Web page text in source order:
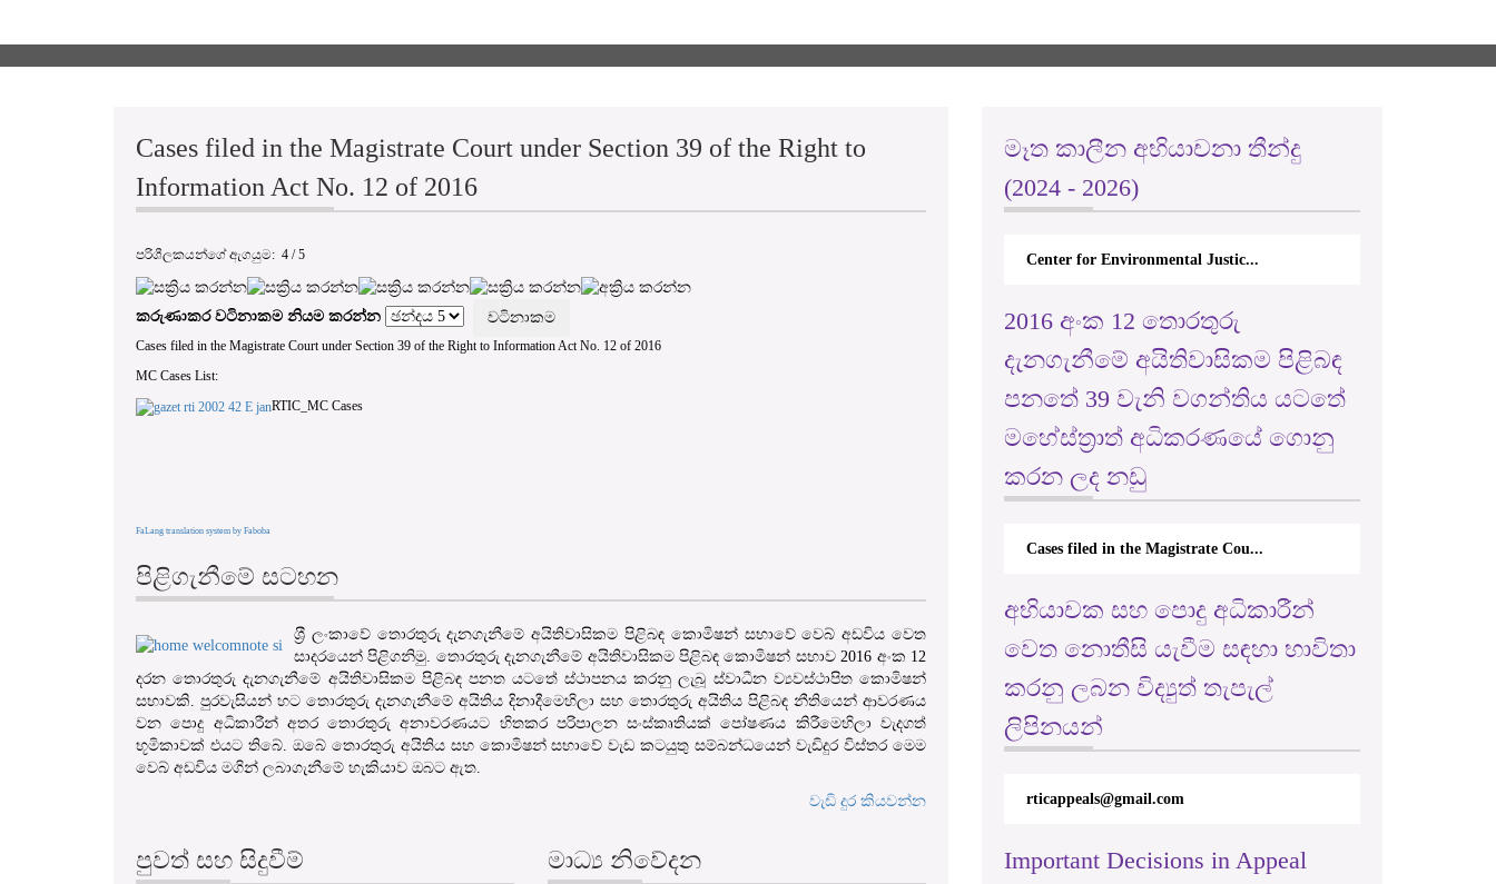
Cases filed in the Magistrate Court under Section 39 of the Right to
Information Act No. 12 of 2016
පරිශීලකයන්ගේ ඇගයුම: 4 /5
කරුණාකර වටිනාකම නියම කරන්න
Cases filed in the Magistrate Court under Section 39 of the Right to Information Act No. 12 of 2016
MC Cases List:
RTIC_MC Cases
FaLang translation system by Faboba
පිළිගැනීමේ සටහන
ශ‍්‍රී ලංකාවේ තොරතුරු දැනගැනීමේ අයිතිවාසිකම පිළිබඳ කොමිෂන් සභාවේ වෙබ් අඩවිය වෙත
සාදරයෙන් පිළිගනිමු. තොරතුරු දැනගැනීමේ අයිතිවාසිකම පිළිබඳ කොමිෂන් සභාව 2016 අංක 12
දරන තොරතුරු දැනගැනීමේ අයිතිවාසිකම පිළිබඳ පනත යටතේ ස්ථාපනය කරනු ලැබූ ස්වාධීන ව්‍යවස්ථාපිත කොමිෂන්
සභාවකි. පුරවැසියන් හට තොරතුරු දැනගැනීමේ අයිතිය දිනාදීමෙහිලා සහ තොරතුරු අයිතිය පිළිබඳ නීතියෙන් ආවරණය
වන පොදු අධිකාරීන් අතර තොරතුරු අනාවරණයට හිතකර පරිපාලන සංස්කෘතියක් පෝෂණය කිරීමෙහිලා වැදගත්
භූමිකාවක් එයට තිබේ. ඔබේ තොරතුරු අයිතිය සහ කොමිෂන් සභාවේ වැඩ කටයුතු සම්බන්ධයෙන් වැඩිදුර විස්තර මෙම
වෙබ් අඩවිය මගින් ලබාගැනීමේ හැකියාව ඔබට ඇත.
වැඩි දුර කියවන්න
පුවත් සහ සිදුවීම් මාධ්‍ය නිවේදන
මෑත කාලීන අභියාචනා තීන්දු
(2024 - 2026)
Center for Environmental Justic...
2016 අංක 12 තොරතුරු
දැනගැනීමේ අයිතිවාසිකම පිළිබඳ
පනතේ 39 වැනි වගන්තිය යටතේ
මහේස්ත්‍රාත් අධිකරණයේ ගොනු
කරන ලද නඩු
Cases filed in the Magistrate Cou...
අභියාචක සහ පොදු අධිකාරීන්
වෙත නොතීසි යැවීම සඳහා භාවිතා
කරනු ලබන විද්‍යුත් තැපැල්
ලිපිනයන්
rticappeals@gmail.com
Important Decisions in Appeal